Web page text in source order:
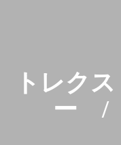
トレク
ー /